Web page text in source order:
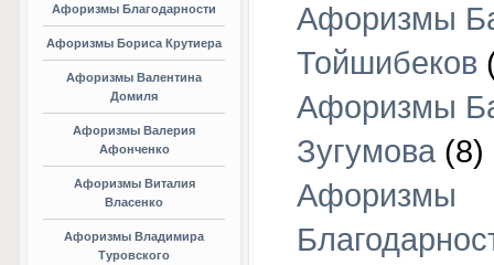
Афоризмы Благодарности
Афоризмы Бориса Крутиера
Афоризмы Валентина
Домиля
Афоризмы Валерия
Афонченко
Афоризмы Виталия
Власенко
Афоризмы Владимира
Туровского
Афоризмы
Тойшибеков
Афоризмы
Зугумова (8)
Афоризмы